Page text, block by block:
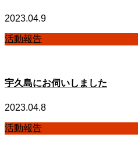
2023.04.9
活動報告
宇久島にお伺いしました
2023.04.8
活動報告